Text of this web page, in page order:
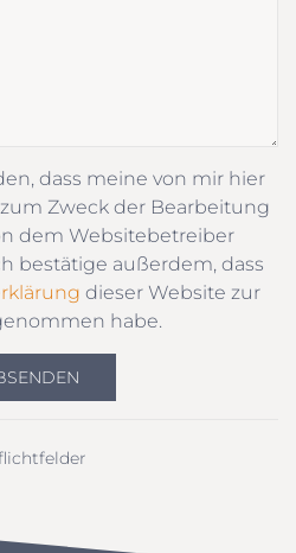
dass meine von mir hier
Zweck der Bearbeitung
dem Websitebetreiber
bestätige außerdem, dass
dieser Website zur
habe.